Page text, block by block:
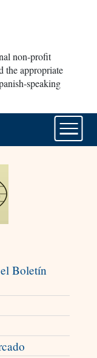
non-profit
the appropriate
speaking
Boletín